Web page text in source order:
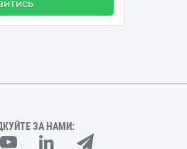
ЗА НАМИ: